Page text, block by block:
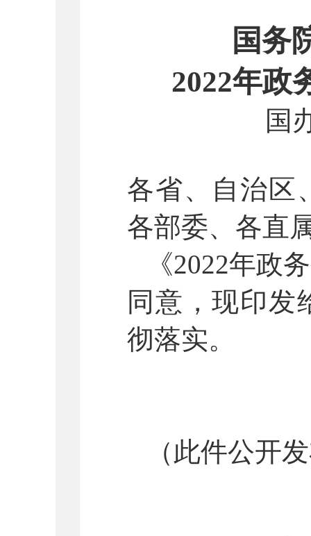
国务
2022年政
国
各省、自治区
各部委、各直
《2022年政
同意，现印发
彻落实。
（此件公开